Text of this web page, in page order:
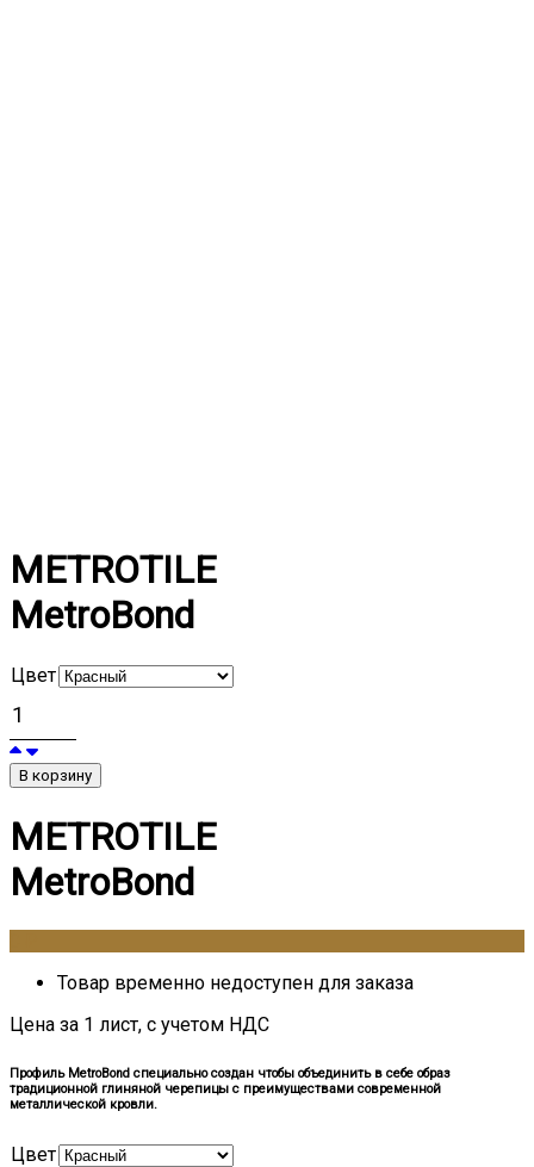
METROTILE
MetroBond
Цвет
В корзину
METROTILE
MetroBond
Товар временно недоступен для заказа
Цена за 1 лист, с учетом НДС
Профиль MetroBond специально создан чтобы объединить в себе образ
традиционной глиняной черепицы с преимуществами современной
металлической кровли.
Цвет